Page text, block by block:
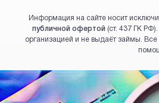
Информация на сайте носит
публичной офертой (ст. 437 ГК
организацией и не выдаёт займы.